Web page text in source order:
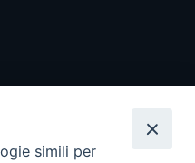
simili per